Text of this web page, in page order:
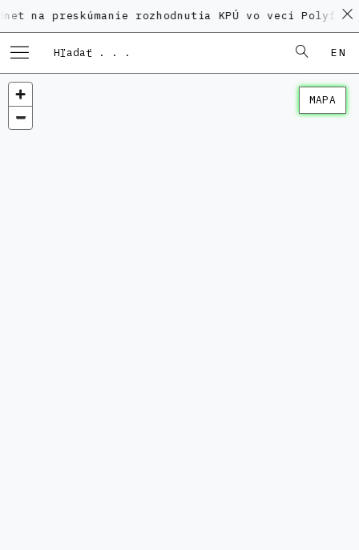
rozhodnutia KPÚ vo veci Polyfunkčného
EN
MAPA